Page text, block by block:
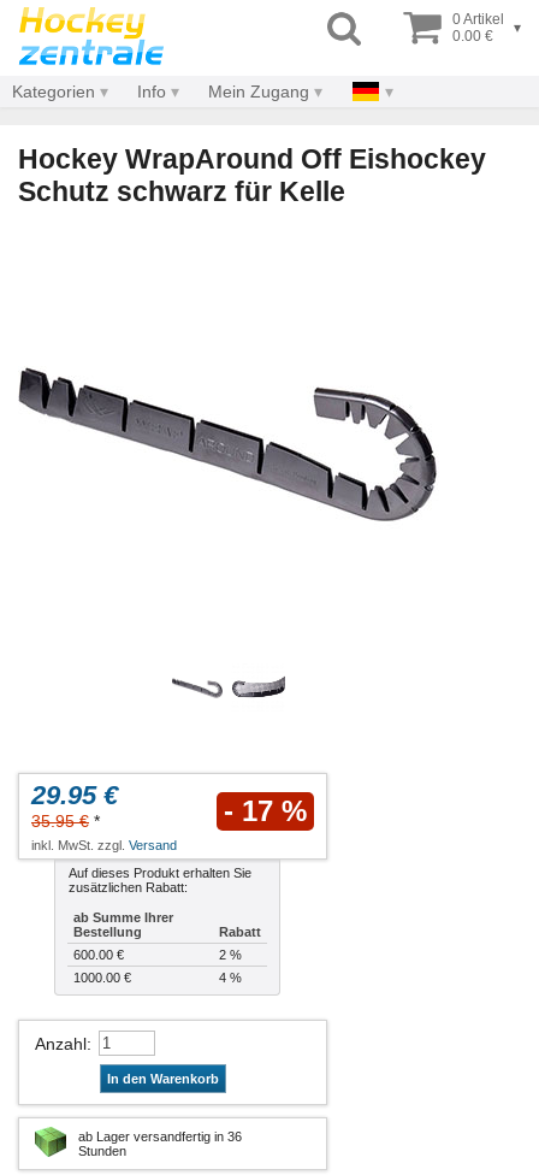
0 Artikel
0.00 €
▾
Kategorien Info Mein Zugang
Hockey WrapAround Off Eishockey
Schutz schwarz für Kelle
29.95 €
35.95 € * - 17 %
inkl. MwSt. zzgl. Versand
Auf dieses Produkt erhalten Sie
zusätzlichen Rabatt:
ab Summe Ihrer
Bestellung
Rabatt
600.00 €
2 %
1000.00 €
4 %
Anzahl:
In den Warenkorb
ab Lager versandfertig in 36
Stunden